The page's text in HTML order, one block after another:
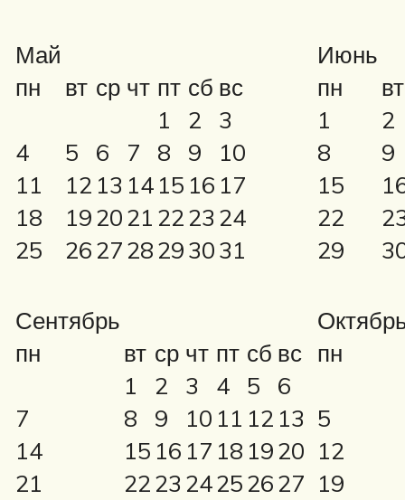
Май
пн
вт ср чт пт сб вс
1
2
3
4
5 6 7 8 9
10
11
12 13 14 15 16 17
18
192021 2223 24
25
262728293031
Июнь
пн
вт
1
2
8
9
15
22
29
Сентябрь
пн
вт ср чт пт сб вс
1
2 3 4 5
6
7
8 9 10 11 12 13
14
15 16 17 18 1920
21
2223 24252627
пн
5
12
19